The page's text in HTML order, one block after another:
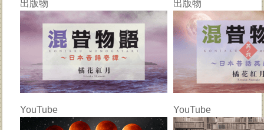
出版物 出版物
YouTube YouTube